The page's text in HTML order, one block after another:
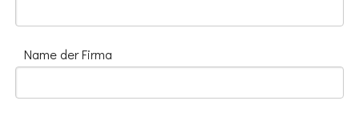
Name der Firma